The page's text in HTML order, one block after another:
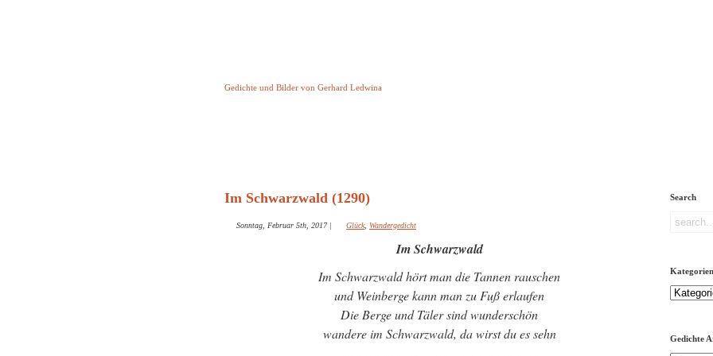
Gedichte und Bilder von Gerhard Ledwina
Im Schwarzwald (1290)
Sonntag, Februar 5th, 2017| Glück, Wandergedicht
Im Schwarzwald
Im Schwarzwald hört man die Tannen rauschen
und Weinberge kann man zu Fuß erlaufen
Die Berge und Täler sind wunderschön
wandere im Schwarzwald, da wirst du es sehn
Search
Kategorien
Kategorien
Gedichte